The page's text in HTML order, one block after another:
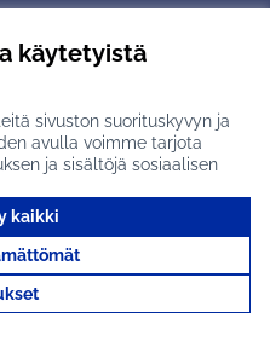
käytetyistä
sivuston suorituskyvyn ja
avulla voimme tarjota
ja sisältöjä sosiaalisen
kaikki
vapaan ohjelmiston